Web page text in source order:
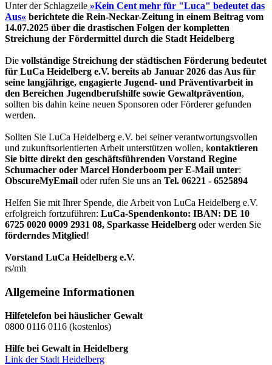
Unter der Schlagzeile »Kein Cent mehr für "Luca" bedeutet das
Aus« berichtete die Rein-Neckar-Zeitung in einem Beitrag vom
14.07.2025 über die drastischen Folgen der kompletten
Streichung der Fördermittel durch die Stadt Heidelberg
Die vollständige Streichung der städtischen Förderung bedeutet
für LuCa Heidelberg e.V. bereits ab Januar 2026 das Aus für
seine langjährige, engagierte Jugend- und Präventivarbeit in
den Bereichen Jugendberufshilfe sowie Gewaltprävention,
sollten bis dahin keine neuen Sponsoren oder Förderer gefunden
werden.
Sollten Sie LuCa Heidelberg e.V. bei seiner verantwortungsvollen
und zukunftsorientierten Arbeit unterstützen wollen, kontaktieren
Sie bitte direkt den geschäftsführenden Vorstand Regine
Schumacher oder Marcel Honderboom per E-Mail unter:
ObscureMyEmail oder rufen Sie uns an Tel. 06221 - 6525894
Helfen Sie mit Ihrer Spende, die Arbeit von LuCa Heidelberg e.V.
erfolgreich fortzuführen: LuCa-Spendenkonto: IBAN: DE 10
6725 0020 0009 2931 08, Sparkasse Heidelberg oder werden Sie
förderndes Mitglied!
Vorstand LuCa Heidelberg e.V.
rs/mh
Allgemeine Informationen
Hilfetelefon bei häuslicher Gewalt
0800 0116 0116 (kostenlos)
Hilfe bei Gewalt in Heidelberg
Link der Stadt Heidelberg